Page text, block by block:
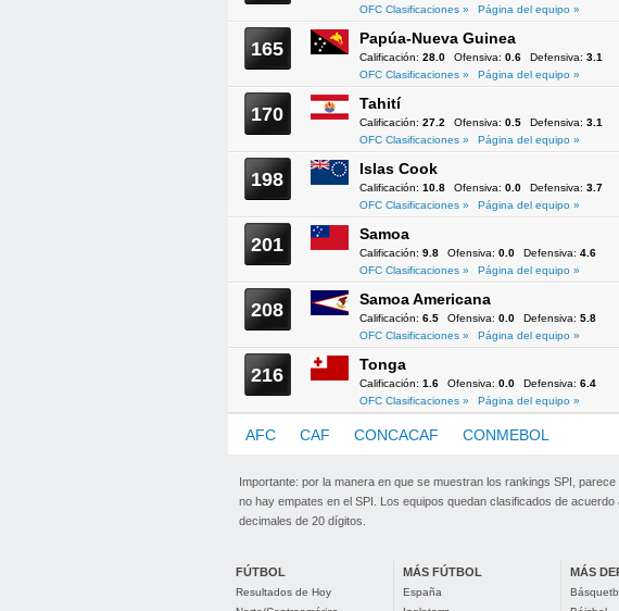
OFC Clasificaciones »
Página del equipo »
165 Papúa-Nueva Guinea
Calificación: 28.0 Ofensiva: 0.6 Defensiva: 3.1
OFC Clasificaciones »
Página del equipo »
170 Tahití
Calificación: 27.2 Ofensiva: 0.5 Defensiva: 3.1
OFC Clasificaciones »
Página del equipo »
198 Islas Cook
Calificación: 10.8 Ofensiva: 0.0 Defensiva: 3.7
OFC Clasificaciones »
Página del equipo »
201 Samoa
Calificación: 9.8 Ofensiva: 0.0 Defensiva: 4.6
OFC Clasificaciones »
Página del equipo »
208 Samoa Americana
Calificación: 6.5 Ofensiva: 0.0 Defensiva: 5.8
OFC Clasificaciones »
Página del equipo »
216 Tonga
Calificación: 1.6 Ofensiva: 0.0 Defensiva: 6.4
OFC Clasificaciones »
Página del equipo »
AFC CAF CONCACAF CONMEBOL
Importante: por la manera en que se muestran los rankings SPI,
no hay empates en el SPI. Los equipos quedan clasificados de
decimales de 20 dígitos.
FÚTBOL
Resultados de Hoy
MÁS FÚTBOL
España
MÁS